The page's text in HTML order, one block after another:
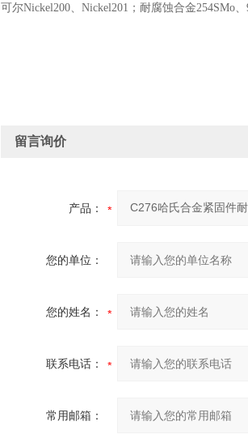
可尔Nickel200、Nickel201；耐腐蚀合金254SMo
留言询价
产品：
您的单位：
您的姓名：
联系电话：
常用邮箱：